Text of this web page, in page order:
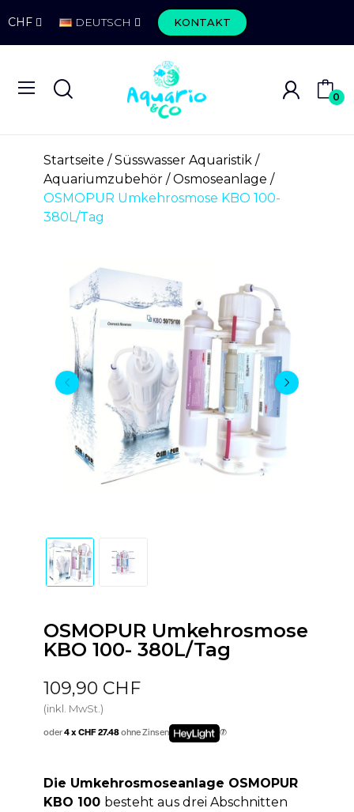
CHF DEUTSCH KONTAKT
0
Startseite
Süsswasser Aquaristik
Aquariumzubehör
Osmoseanlage
OSMOPUR Umkehrosmose KBO 100-
380L/Tag
OSMOPUR Umkehrosmose
KBO 100- 380L/Tag
109,90 CHF
(inkl. MwSt.)
oder4 x CHF 27.48ohne Zinsen
Die Umkehrosmoseanlage OSMOPUR
KBO 100 besteht aus drei Abschnitten